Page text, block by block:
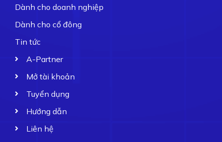
Dành cho doanh nghiệp
Dành cho cổ đông
Tin tức
A-Partner
Mở tài khoản
Tuyển dụng
Hướng dẫn
Liên hệ